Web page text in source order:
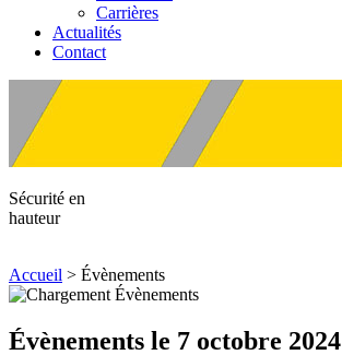
Carrières
Actualités
Contact
Sécurité en
hauteur
Accueil > Évènements
Évènements le 7 octobre 2024